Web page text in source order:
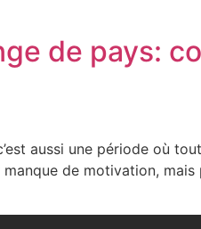
de pays:
aussi une période où
de motivation,